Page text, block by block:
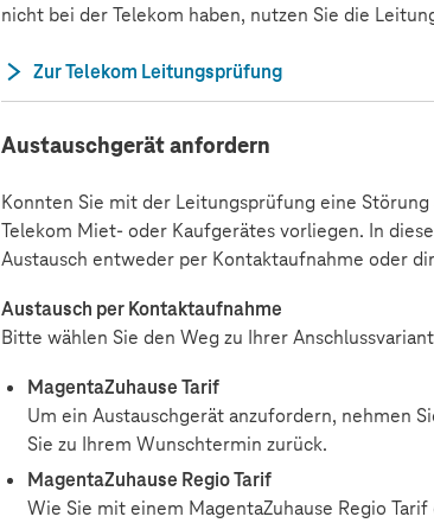
nicht bei der Telekom haben, nutzen Sie die
Zur Telekom Leitungsprüfung
Austauschgerät anfordern
Konnten Sie mit der Leitungsprüfung eine
Telekom Miet- oder Kaufgerätes vorliegen. In
Austausch entweder per Kontaktaufnahme oder
Austausch per Kontaktaufnahme
Bitte wählen Sie den Weg zu Ihrer
MagentaZuhause Tarif
Um ein Austauschgerät anzufordern, nehmen
Sie zu Ihrem Wunschtermin zurück.
MagentaZuhause Regio Tarif
Wie Sie mit einem MagentaZuhause Regio